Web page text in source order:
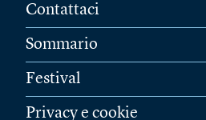
Contattaci
Sommario
Festival
Privacy e cookie